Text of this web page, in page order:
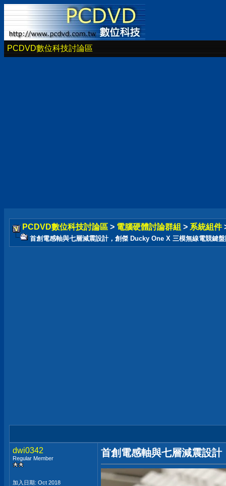
PCDVD數位科技討論區
PCDVD數位科技討論區 > 電腦硬體討論群組 > 系統組件
首創電感軸與七層減震設計，創傑 Ducky One X 三模無線電競鍵
dwi0342
Regular Member
加入日期: Oct 2018
首創電感軸與七層減震設